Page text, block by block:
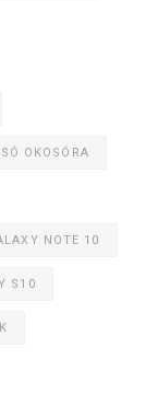
OKOSÓRA
NOTE 10
S10